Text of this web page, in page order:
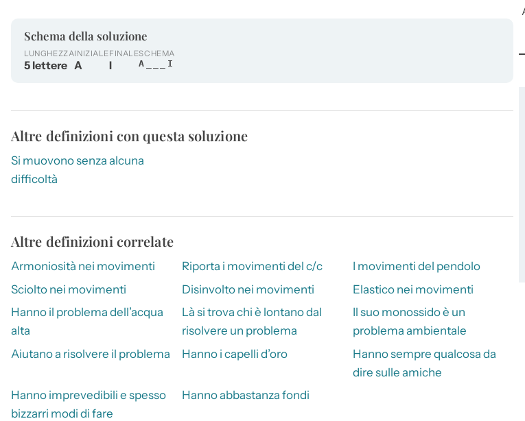
Schema della soluzione
LUNGHEZZA
5 lettere
INIZIALE
A
FINALE
I
SCHEMA
A___I
Altre definizioni con questa soluzione
Si muovono senza alcuna
difficoltà
Altre definizioni correlate
Armoniosità nei movimenti Riporta i movimenti del c/c
I movimenti del pendolo
Sciolto nei movimenti
Disinvolto nei movimenti
Elastico nei movimenti
Hanno il problema dell’acqua
alta
Là si trova chi è lontano dal
risolvere un problema
Il suo monossido è un
problema ambientale
Aiutano a risolvere il problema
Hanno i capelli d’oro
Hanno sempre qualcosa da
dire sulle amiche
Hanno imprevedibili e spesso
bizzarri modi di fare
Hanno abbastanza fondi